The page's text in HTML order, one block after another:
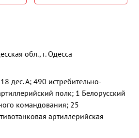
обл., г. Одесса
дес. А; 490 истребительно-
полк; 1 Белорусский
командования; 25
артиллерийская